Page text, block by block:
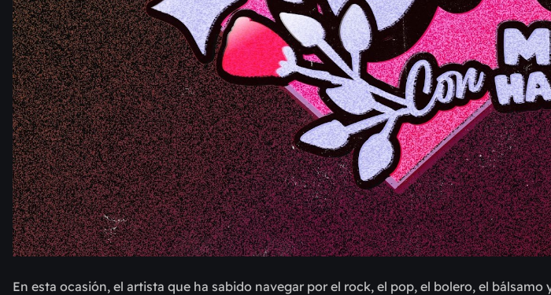
En esta ocasión, el artista que ha sabido navegar por el rock, el pop, el bolero, el